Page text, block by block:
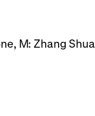
M: Zhang